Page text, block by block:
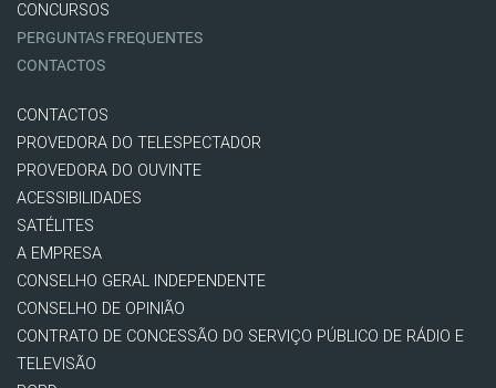
CONCURSOS
PERGUNTAS FREQUENTES
CONTACTOS
CONTACTOS
PROVEDORA DO TELESPECTADOR
PROVEDORA DO OUVINTE
ACESSIBILIDADES
SATÉLITES
A EMPRESA
CONSELHO GERAL INDEPENDENTE
CONSELHO DE OPINIÃO
CONTRATO DE CONCESSÃO DO SERVIÇO PÚBLICO DE RÁDIO E
TELEVISÃO